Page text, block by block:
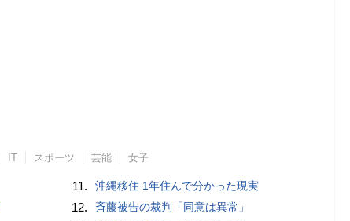
IT スポーツ 芸能 女子
11. 沖縄移住 1年住んで分かった現実
12. 斉藤被告の裁判「同意は異常」